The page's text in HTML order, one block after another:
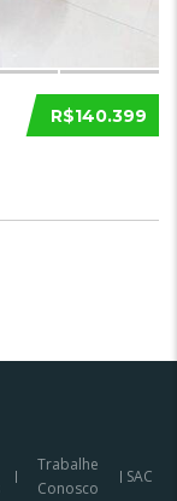
R$140.399
Trabalhe
Conosco
SAC